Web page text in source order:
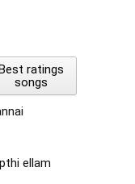
ratings
songs
ellam